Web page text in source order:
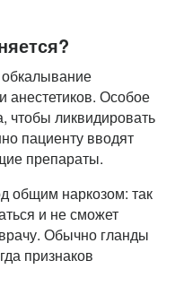
анестетиков. Особое
чтобы ликвидировать
пациенту вводят
препараты.
общим наркозом: так
и не сможет
Обычно гланды
признаков